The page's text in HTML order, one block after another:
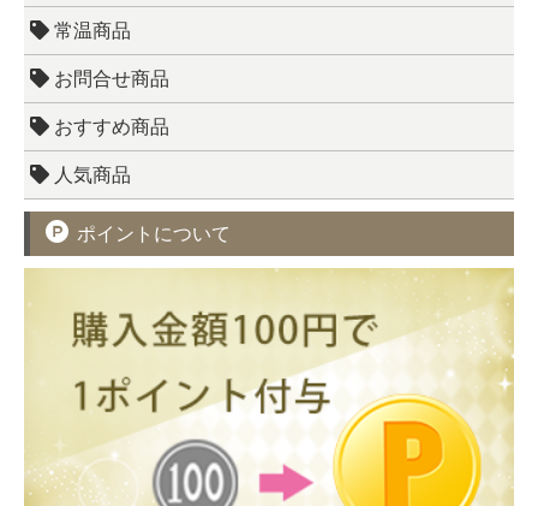
常温商品
お問合せ商品
おすすめ商品
人気商品
ポイントについて